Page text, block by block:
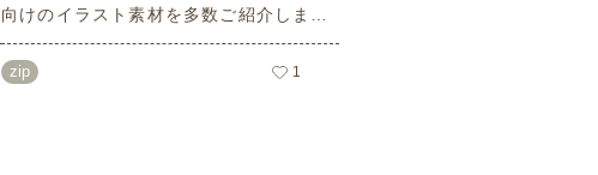
向けのイラスト素材を多数ご紹介しま
す。商用フリーの可愛くておしゃれなイ
ラスト素材が多数！こどもの日（端午の
節句）や母の日などの5月ならではのイ
zip 1